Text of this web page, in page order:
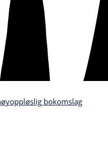
bokomslag